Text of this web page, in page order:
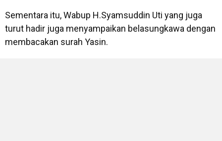
Sementara itu, Wabup H.Syamsuddin Uti yang juga
turut hadir juga menyampaikan belasungkawa dengan
membacakan surah Yasin.